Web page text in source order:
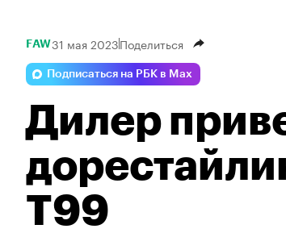
FAW31 мая 2023Поделиться
Подписаться на РБК в Max
Дилер
T99